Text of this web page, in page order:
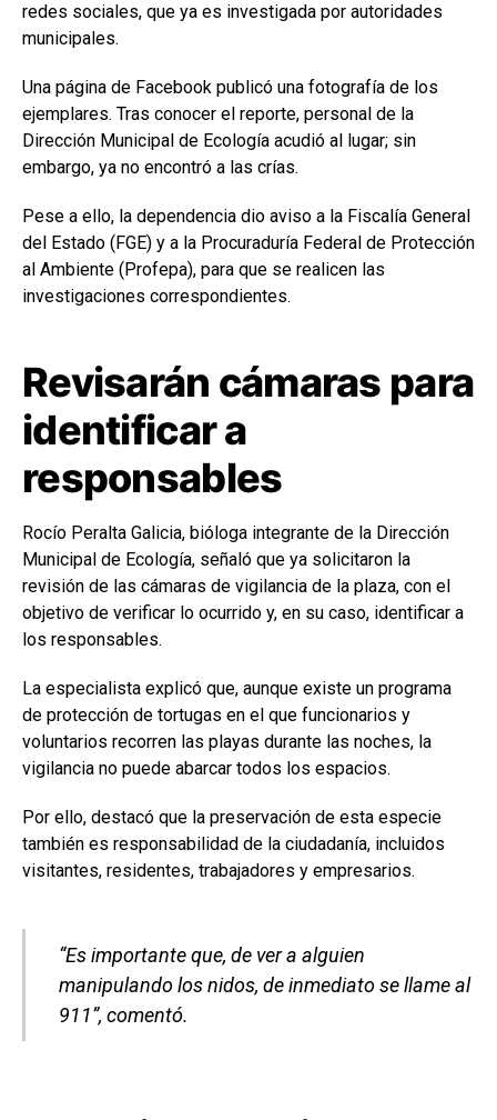
redes sociales, que ya es investigada por autoridades
municipales.
Una página de Facebook publicó una fotografía de los
ejemplares. Tras conocer el reporte, personal de la
Dirección Municipal de Ecología acudió al lugar; sin
embargo, ya no encontró a las crías.
Pese a ello, la dependencia dio aviso a la Fiscalía General
del Estado (FGE) y a la Procuraduría Federal de Protección
al Ambiente (Profepa), para que se realicen las
investigaciones correspondientes.
Revisarán cámaras para
identificar a
responsables
Rocío Peralta Galicia, bióloga integrante de la Dirección
Municipal de Ecología, señaló que ya solicitaron la
revisión de las cámaras de vigilancia de la plaza, con el
objetivo de verificar lo ocurrido y, en su caso, identificar a
los responsables.
La especialista explicó que, aunque existe un programa
de protección de tortugas en el que funcionarios y
voluntarios recorren las playas durante las noches, la
vigilancia no puede abarcar todos los espacios.
Por ello, destacó que la preservación de esta especie
también es responsabilidad de la ciudadanía, incluidos
visitantes, residentes, trabajadores y empresarios.
“Es importante que, de ver a alguien
manipulando los nidos, de inmediato se llame al
911”, comentó.